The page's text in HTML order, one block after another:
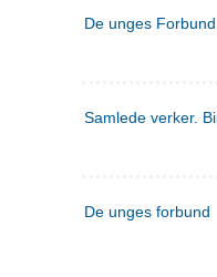
De unges
Samlede verker.
De unges forbund